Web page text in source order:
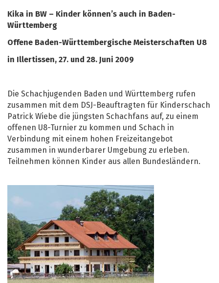
Kika in BW – Kinder können’s auch in Baden-
Württemberg
Offene Baden-Württembergische Meisterschaften U8
in Illertissen, 27. und 28. Juni 2009
Die Schachjugenden Baden und Württemberg rufen
zusammen mit dem DSJ-Beauftragten für Kinderschach
Patrick Wiebe die jüngsten Schachfans auf, zu einem
offenen U8-Turnier zu kommen und Schach in
Verbindung mit einem hohen Freizeitangebot
zusammen in wunderbarer Umgebung zu erleben.
Teilnehmen können Kinder aus allen Bundesländern.